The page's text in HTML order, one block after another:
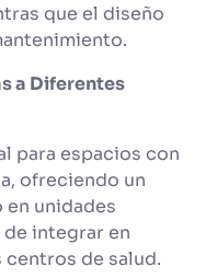
que el diseño
a Diferentes
para espacios con
ofreciendo un
unidades
integrar en
de salud.